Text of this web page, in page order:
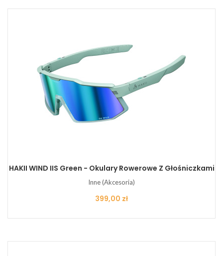
HAKII WIND IIS Green - Okulary Rowerowe Z Głośniczkami
Inne (Akcesoria)
Cena
399,00 zł